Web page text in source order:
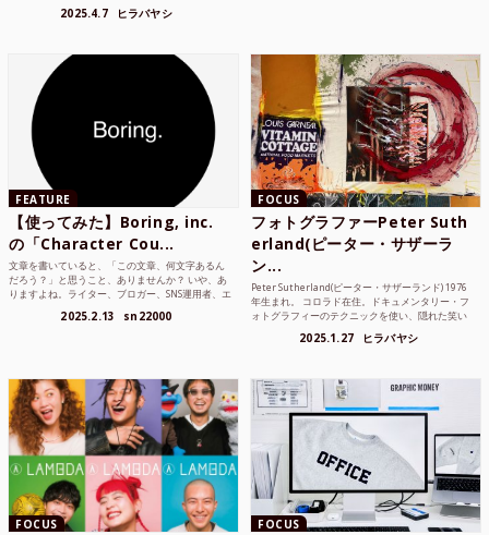
2025.4.7 ヒラバヤシ
FEATURE
【使ってみた】Boring, inc.
の「Character Cou...
文章を書いていると、「この文章、何文字あるん
だろう？」と思うこと、ありませんか？ いや、あ
りますよね。ライター、ブロガー、SNS運用者、エ
は意外と多い。で...
2025.2.13 sn22000
FOCUS
フォトグラファーPeter Suth
erland(ピーター・サザーラ
ン...
Peter Sutherland(ピーター・サザーランド) 1976
年生まれ。 コロラド在住。ドキュメンタリー・フ
ォトグラフィーのテクニックを使い、隠れた笑い
2025.1.27 ヒラバヤシ
FOCUS FOCUS